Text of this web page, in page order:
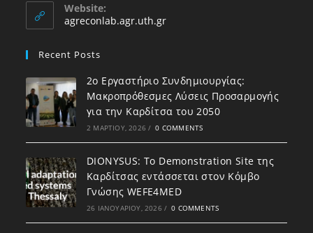
Website:
agreconlab.agr.uth.gr
Recent Posts
2ο Εργαστήριο Συνδημιουργίας:
Μακροπρόθεσμες Λύσεις Προσαρμογής
για την Καρδίτσα του 2050
2 ΜΑΡΤΊΟΥ, 2026 / 0 COMMENTS
DIONYSUS: To Demonstration Site της
Καρδίτσας εντάσσεται στον Κόμβο
Γνώσης WEFE4MED
26 ΙΑΝΟΥΑΡΊΟΥ, 2026 / 0 COMMENTS